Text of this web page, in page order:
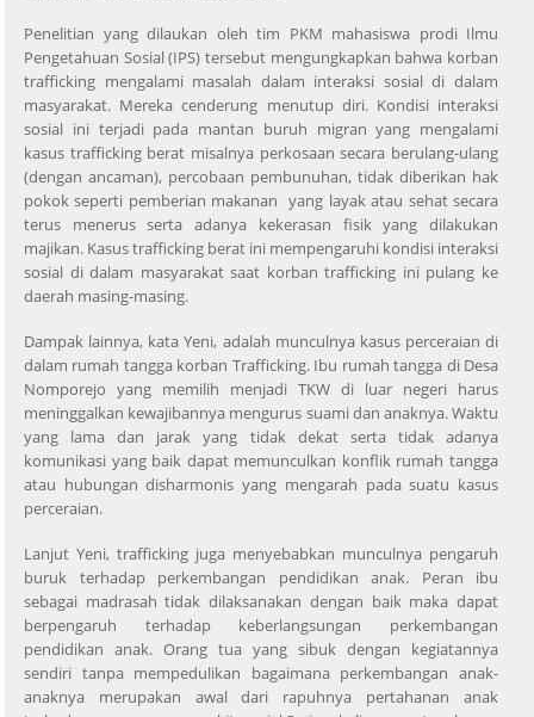
Penelitian yang dilaukan oleh tim PKM mahasiswa prodi Ilmu
Pengetahuan Sosial (IPS) tersebut mengungkapkan bahwa korban
trafficking mengalami masalah dalam interaksi sosial di dalam
masyarakat. Mereka cenderung menutup diri. Kondisi interaksi
sosial ini terjadi pada mantan buruh migran yang mengalami
kasus trafficking berat misalnya perkosaan secara berulang-ulang
(dengan ancaman), percobaan pembunuhan, tidak diberikan hak
pokok seperti pemberian makanan yang layak atau sehat secara
terus menerus serta adanya kekerasan fisik yang dilakukan
majikan. Kasus trafficking berat ini mempengaruhi kondisi interaksi
sosial di dalam masyarakat saat korban trafficking ini pulang ke
daerah masing-masing.
Dampak lainnya, kata Yeni, adalah munculnya kasus perceraian di
dalam rumah tangga korban Trafficking. Ibu rumah tangga di Desa
Nomporejo yang memilih menjadi TKW di luar negeri harus
meninggalkan kewajibannya mengurus suami dan anaknya. Waktu
yang lama dan jarak yang tidak dekat serta tidak adanya
komunikasi yang baik dapat memunculkan konflik rumah tangga
atau hubungan disharmonis yang mengarah pada suatu kasus
perceraian.
Lanjut Yeni, trafficking juga menyebabkan munculnya pengaruh
buruk terhadap perkembangan pendidikan anak. Peran ibu
sebagai madrasah tidak dilaksanakan dengan baik maka dapat
berpengaruh terhadap keberlangsungan perkembangan
pendidikan anak. Orang tua yang sibuk dengan kegiatannya
sendiri tanpa mempedulikan bagaimana perkembangan anak-
anaknya merupakan awal dari rapuhnya pertahanan anak